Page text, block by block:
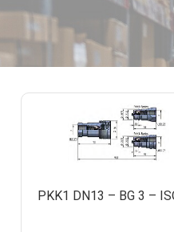
PKK1 DN13 – BG 3 –